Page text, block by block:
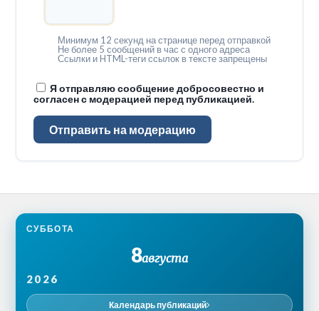
Минимум 12 секунд на странице перед отправкой
Не более 5 сообщений в час с одного адреса
Ссылки и HTML-теги ссылок в тексте запрещены
Я отправляю сообщение добросовестно и
согласен с модерацией перед публикацией.
Отправить на модерацию
СУББОТА
8августа
2026
Календарь публикаций